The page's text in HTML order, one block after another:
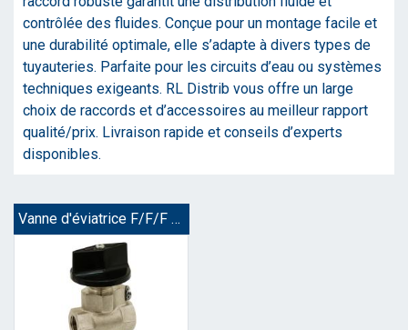
contrôlée des fluides. Conçue pour un montage facile et
une durabilité optimale, elle s’adapte à divers types de
tuyauteries. Parfaite pour les circuits d’eau ou systèmes
techniques exigeants. RL Distrib vous offre un large
choix de raccords et d’accessoires au meilleur rapport
qualité/prix. Livraison rapide et conseils d’experts
disponibles.
Vanne d'éviatrice F/F/F pour panneau